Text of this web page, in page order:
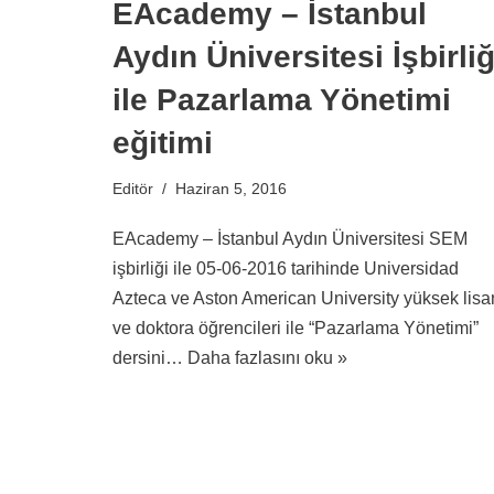
EAcademy – İstanbul
Aydın Üniversitesi
ile Pazarlama Yönetimi
eğitimi
Editör Haziran 5, 2016
EAcademy – İstanbul Aydın Üniversitesi SEM
işbirliği ile 05-06-2016 tarihinde Universidad
Azteca ve Aston American University yüksek
ve doktora öğrencileri ile “Pazarlama Yönetimi”
dersini… Daha fazlasını oku »